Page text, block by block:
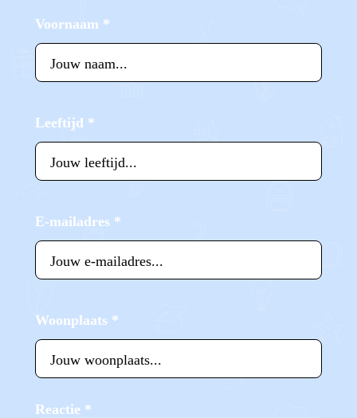
Voornaam *
Leeftijd *
E-mailadres *
Woonplaats *
Reactie *